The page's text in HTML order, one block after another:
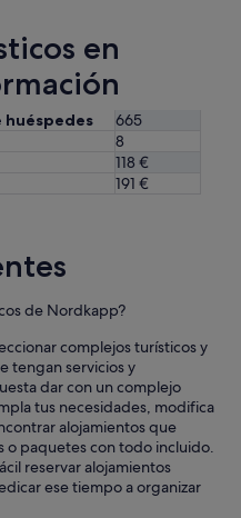
en
huéspedes
665
8
118 €
191 €
de Nordkapp?
complejos turísticos y
tengan servicios y
dar con un complejo
tus necesidades, modifica
alojamientos que
o paquetes con todo incluido.
reservar alojamientos
ese tiempo a organizar